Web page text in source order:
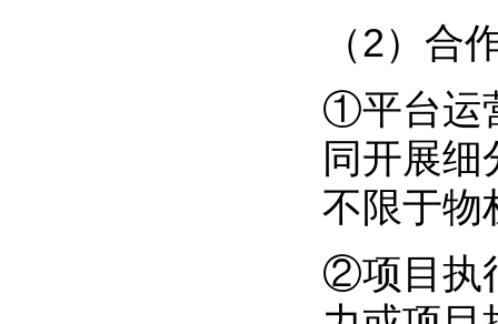
（2）合
①平台运
同开展
不限于物
②项目执